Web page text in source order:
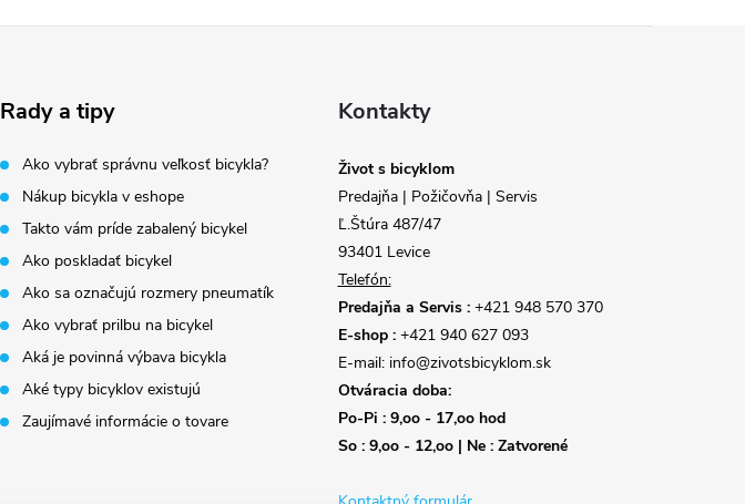
Rady a tipy
Ako vybrať správnu veľkosť bicykla?
Nákup bicykla v eshope
Takto vám príde zabalený bicykel
Ako poskladať bicykel
Ako sa označujú rozmery pneumatík
Ako vybrať prilbu na bicykel
Aká je povinná výbava bicykla
Aké typy bicyklov existujú
Zaujímavé informácie o tovare
Kontakty
Život s bicyklom
Predajňa | Požičovňa | Servis
Ľ.Štúra 487/47
93401 Levice
Telefón:
Predajňa a Servis :+421 948 570 370
E-shop : +421 940 627 093
E-mail: info@zivotsbicyklom.sk
Otváracia doba:
Po-Pi : 9,oo - 17,oo hod
So : 9,oo - 12,oo | Ne : Zatvorené